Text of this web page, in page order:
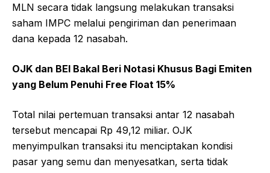
MLN secara tidak langsung melakukan transaksi
saham IMPC melalui pengiriman dan penerimaan
dana kepada 12 nasabah.
OJK dan BEI Bakal Beri Notasi Khusus Bagi Emiten
yang Belum Penuhi Free Float 15%
Total nilai pertemuan transaksi antar 12 nasabah
tersebut mencapai Rp 49,12 miliar. OJK
menyimpulkan transaksi itu menciptakan kondisi
pasar yang semu dan menyesatkan, serta tidak